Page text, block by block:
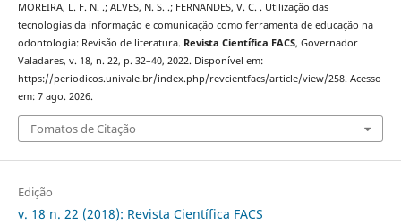
MOREIRA, L. F. N. .; ALVES, N. S. .; FERNANDES, V. C. . Utilização das
tecnologias da informação e comunicação como ferramenta de educação na
odontologia: Revisão de literatura. Revista Científica FACS, Governador
Valadares, v. 18, n. 22, p. 32–40, 2022. Disponível em:
https://periodicos.univale.br/index.php/revcientfacs/article/view/258. Acesso
em: 7 ago. 2026.
Fomatos de Citação
Edição
v. 18 n. 22 (2018): Revista Científica FACS